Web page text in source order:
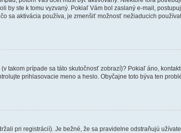
by ste k tomu vyzvaný. Pokiaľ Vám bol zaslaný e-mail,
sa aktivácia používa, je zmenšiť možnosť nežiaducich
takom prípade sa táto skutočnosť zobrazí)? Pokiaľ áno,
prihlasovacie meno a heslo. Obyčajne toto býva ten
pri registrácií). Je bežné, že sa pravidelne odstraňujú